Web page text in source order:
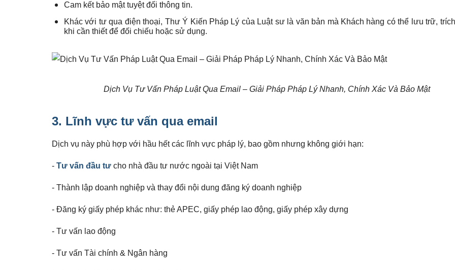
Cam kết bảo mật tuyệt đối thông tin.
Khác với tư qua điện thoại, Thư Ý Kiến Pháp Lý của Luật sư là văn bản mà Khách hàng có thể lưu trữ,
khi cần thiết để đối chiếu hoặc sử dụng.
Dịch Vụ Tư Vấn Pháp Luật Qua Email – Giải Pháp Pháp Lý Nhanh, Chính Xác Và Bảo Mật
3. Lĩnh vực tư vấn qua email
Dịch vụ này phù hợp với hầu hết các lĩnh vực pháp lý, bao gồm nhưng không giới hạn:
- Tư vấn đầu tư cho nhà đầu tư nước ngoài tại Việt Nam
- Thành lập doanh nghiệp và thay đổi nội dung đăng ký doanh nghiệp
- Đăng ký giấy phép khác như: thẻ APEC, giấy phép lao động, giấy phép xây dựng
- Tư vấn lao động
- Tư vấn Tài chính & Ngân hàng